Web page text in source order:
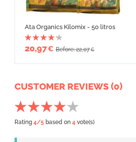
Ata Organics Kilomix - 50 litros
20,97€ Before: 22,07€
CUSTOMER REVIEWS (0)
Rating 4/5 based on 4 vote(s)